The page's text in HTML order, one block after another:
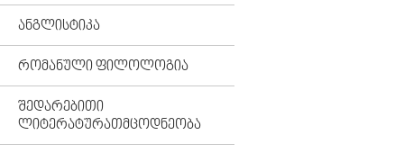
ᲐᲜᲒᲚᲘᲡᲢᲘᲙᲐ
ᲠᲝᲛᲐᲜᲣᲚᲘ ᲤᲘᲚᲝᲚᲝᲒᲘᲐ
ᲨᲔᲓᲐᲠᲔᲑᲘᲗᲘ
ᲚᲘᲢᲔᲠᲐᲢᲣᲠᲐᲗᲛᲪᲝᲓᲜᲔᲝᲑᲐ